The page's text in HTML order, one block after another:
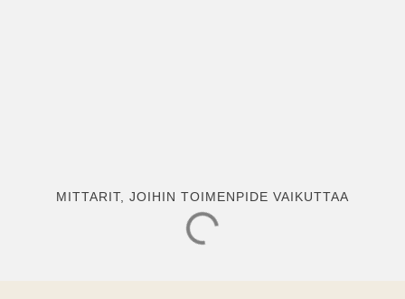
MITTARIT, JOIHIN TOIMENPIDE VAIKUTTAA